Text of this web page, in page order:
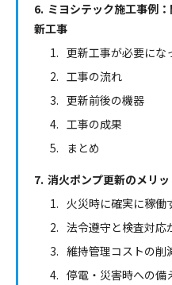
ミヨシテック施工事例
新工事
更新工事が必要にな
工事の流れ
更新前後の機器
工事の成果
まとめ
消火ポンプ更新のメリッ
火災時に確実に稼働
法令遵守と検査対応
維持管理コストの削
停電・災害時への備